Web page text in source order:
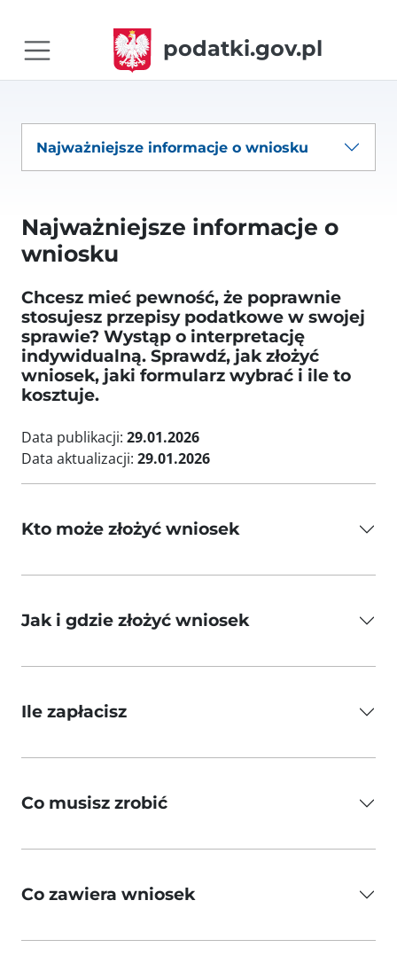
podatki.gov.pl
Najważniejsze informacje o wniosku
Najważniejsze informacje o
wniosku
Chcesz mieć pewność, że poprawnie
stosujesz przepisy podatkowe w swojej
sprawie? Wystąp o interpretację
indywidualną. Sprawdź, jak złożyć
wniosek, jaki formularz wybrać i ile to
kosztuje.
Data publikacji: 29.01.2026
Data aktualizacji: 29.01.2026
Kto może złożyć wniosek
Jak i gdzie złożyć wniosek
Ile zapłacisz
Co musisz zrobić
Co zawiera wniosek